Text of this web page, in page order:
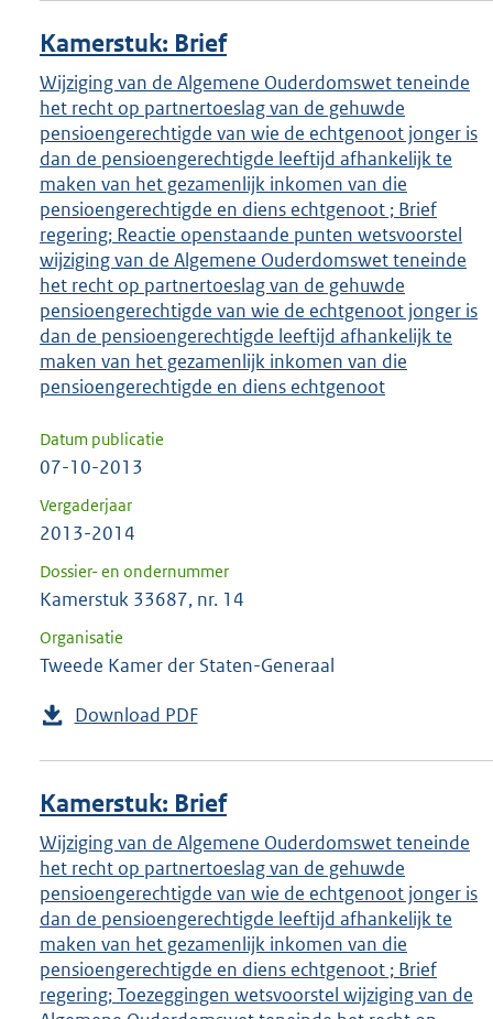
Kamerstuk: Brief
Wijziging van de Algemene Ouderdomswet teneinde
het recht op partnertoeslag van de gehuwde
pensioengerechtigde van wie de echtgenoot jonger is
dan de pensioengerechtigde leeftijd afhankelijk te
maken van het gezamenlijk inkomen van die
pensioengerechtigde en diens echtgenoot ; Brief
regering; Reactie openstaande punten wetsvoorstel
wijziging van de Algemene Ouderdomswet teneinde
het recht op partnertoeslag van de gehuwde
pensioengerechtigde van wie de echtgenoot jonger is
dan de pensioengerechtigde leeftijd afhankelijk te
maken van het gezamenlijk inkomen van die
pensioengerechtigde en diens echtgenoot
Datum publicatie
07-10-2013
Vergaderjaar
2013-2014
Dossier- en ondernummer
Kamerstuk 33687, nr. 14
Organisatie
Tweede Kamer der Staten-Generaal
Download PDF
Kamerstuk: Brief
Wijziging van de Algemene Ouderdomswet teneinde
het recht op partnertoeslag van de gehuwde
pensioengerechtigde van wie de echtgenoot jonger is
dan de pensioengerechtigde leeftijd afhankelijk te
maken van het gezamenlijk inkomen van die
pensioengerechtigde en diens echtgenoot ; Brief
regering; Toezeggingen wetsvoorstel wijziging van de